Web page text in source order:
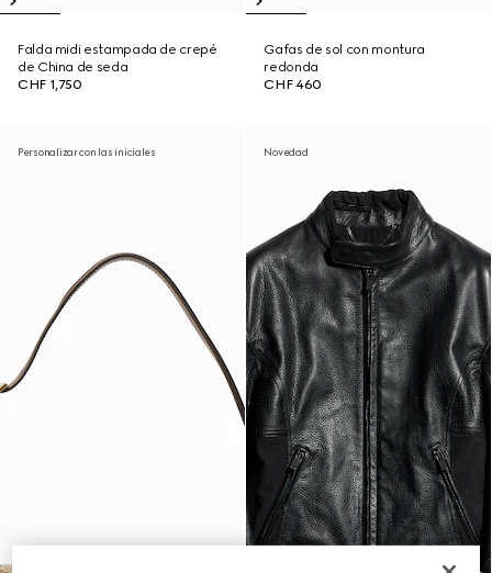
Falda midi estampada de crepé
de China de seda
CHF 1,750
Gafas de sol con montura
redonda
CHF 460
Personalizar con las iniciales Novedad